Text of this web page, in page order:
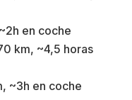
en coche
km, ~4,5 horas
~3h en coche